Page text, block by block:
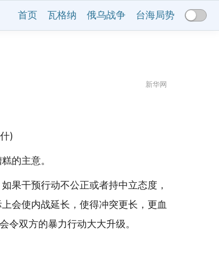
首页 瓦格纳 俄乌战争 台海局势
新华网
)
的主意。
干预行动不公正或者持中立态度，
会使内战延长，使得冲突更长，更血
令双方的暴力行动大大升级。